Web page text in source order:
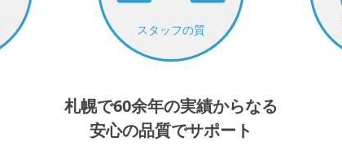
スタッフの質
札幌で60余年の実績からなる
安心の品質でサポート